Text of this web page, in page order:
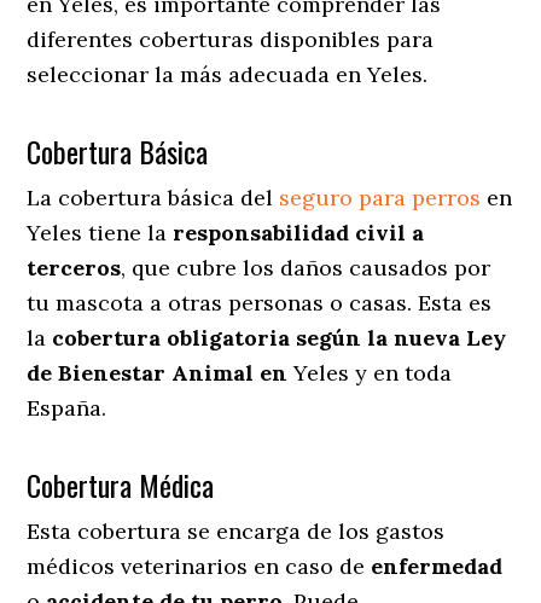
diferentes coberturas disponibles para
seleccionar la más adecuada en Yeles.
Cobertura Básica
La cobertura básica del seguro para perros en
Yeles tiene la responsabilidad civil a
terceros, que cubre los daños causados por
tu mascota a otras personas o casas. Esta es
la cobertura obligatoria según la nueva Ley
de Bienestar Animal enYeles y en toda
España.
Cobertura Médica
Esta cobertura se encarga de los gastos
médicos veterinarios en caso de enfermedad